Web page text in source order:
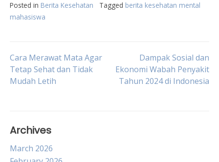
Posted in Berita Kesehatan Tagged berita kesehatan mental
mahasiswa
Post
navigation
Cara Merawat Mata Agar
Tetap Sehat dan Tidak
Mudah Letih
Dampak Sosial dan
Ekonomi Wabah Penyakit
Tahun 2024 di Indonesia
Archives
March 2026